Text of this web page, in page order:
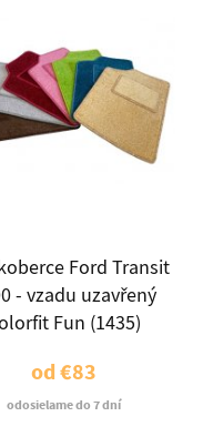
Ford Transit
- vzadu uzavřený
Fun (1435)
od€83
odosielame do 7 dní